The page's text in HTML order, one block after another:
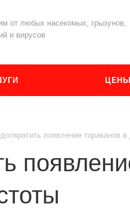
от любых насекомых, грызунов,
и вирусов
ЦЕНЫ
появление